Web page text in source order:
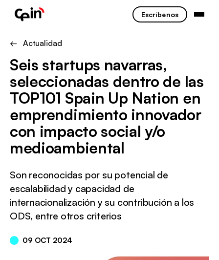
Escríbenos
← Actualidad
Seis startups navarras,
seleccionadas dentro de las
TOP101 Spain Up Nation en
emprendimiento innovador
con impacto social y/o
medioambiental
Son reconocidas por su potencial de
escalabilidad y capacidad de
internacionalización y su contribución a los
ODS, entre otros criterios
09 OCT 2024